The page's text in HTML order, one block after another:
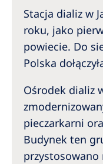
Asia Pacific
Australia
Philippines
North America
United States
NephroCare
Stacja dializ w
roku, jako
powiecie. Do
Polska
Ośrodek dializ
pieczarkarni
Budynek ten
przystosowano